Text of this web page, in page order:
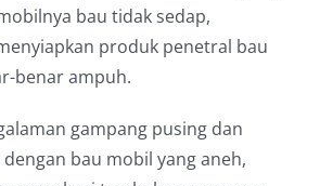
bau tidak sedap,
produk penetral bau
benar ampuh.
gampang pusing dan
bau mobil yang aneh,